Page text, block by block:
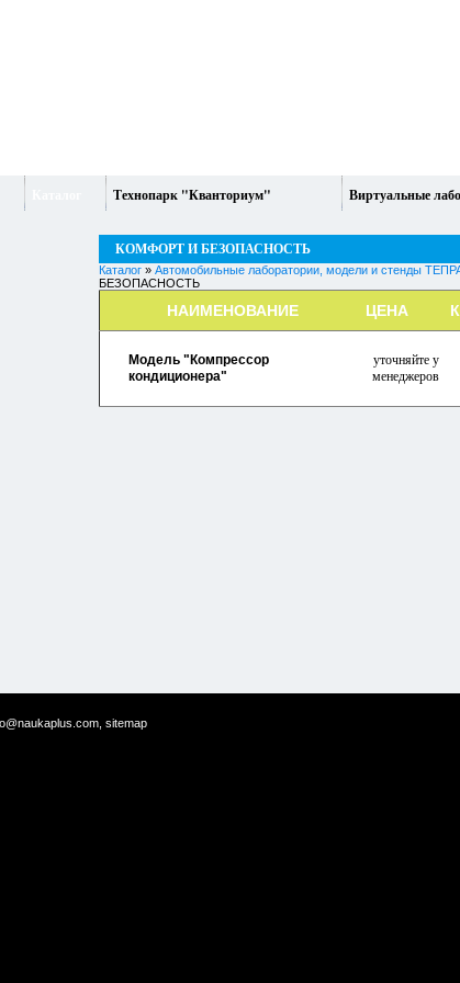
Технопарк "Кванториум" Виртуальные
КОМФОРТ И БЕЗОПАСНОСТЬ
Каталог » Автомобильные лаборатории, модели и стенды
БЕЗОПАСНОСТЬ
НАИМЕНОВАНИЕ ЦЕНА
Модель "Компрессор
кондиционера"
уточняйте у
менеджеров
sitemap